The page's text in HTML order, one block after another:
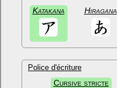
Katakana Hiragana
Police d'écriture
Cursive stricte